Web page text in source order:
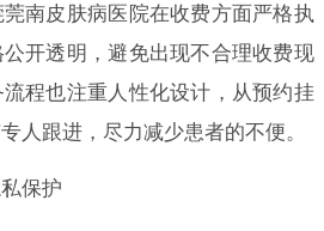
南皮肤病医院在收费方面严格执
开透明，避免出现不合理收费现
程也注重人性化设计，从预约挂
人跟进，尽力减少患者的不便。
保护